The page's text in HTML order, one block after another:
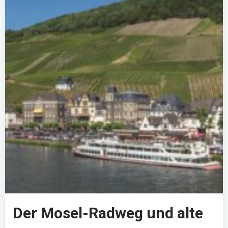
Der Mosel-Radweg und alte